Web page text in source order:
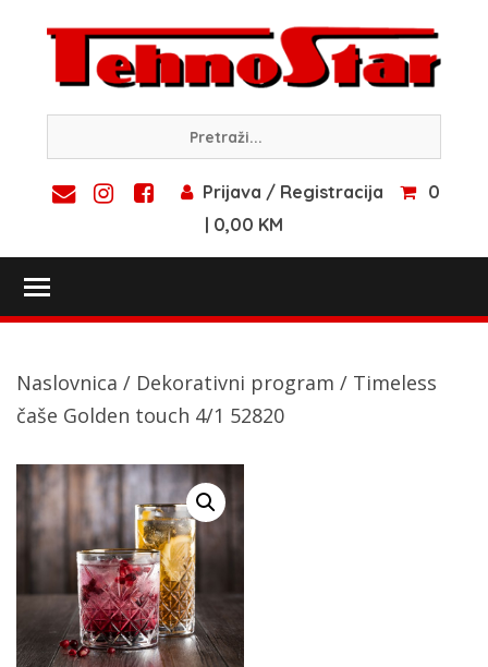
content
Prijava / Registracija
0
| 0,00 KM
Naslovnica / Dekorativni program / Timeless
čaše Golden touch 4/1 52820